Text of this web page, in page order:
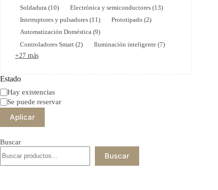
Soldadura (10) Electrónica y semiconductores (13)
Interruptores y pulsadores (11) Prototipado (2)
Automatización Doméstica (9)
Controladores Smart (2) Iluminación inteligente (7)
+27 más
Estado
Estado
Hay existencias
Se puede reservar
Aplicar
Buscar
Buscar